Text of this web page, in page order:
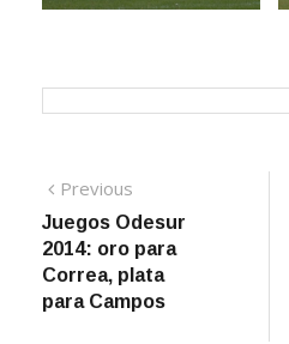
Navegación
de
entradas
Previous
post:
Juegos Odesur
2014: oro para
Correa, plata
para Campos